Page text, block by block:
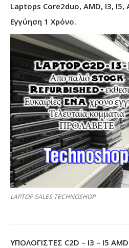
Laptops Core2duo, AMD, I3,
Εγγύηση 1 Χρόνο.
LAPTOP SALES TECHNOSHOP
ΥΠΟΛΟΓΙΣΤΕΣ C2D – I3 – I5 AMD